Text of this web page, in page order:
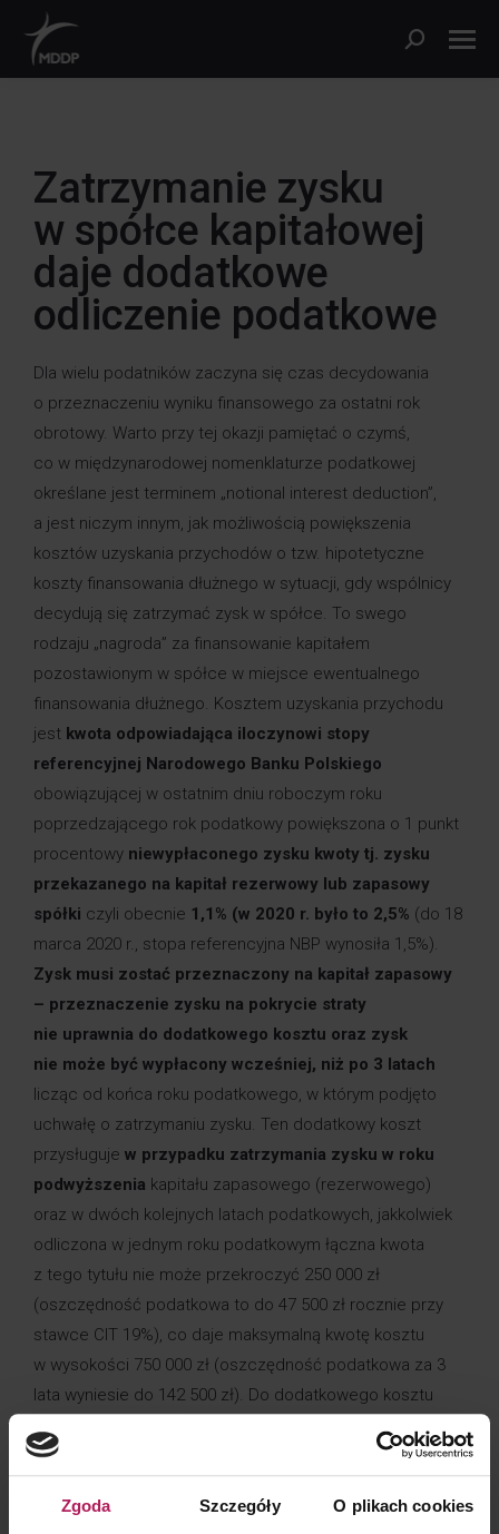
Zgoda Szczegóły O plikach cookies
Zatrzymanie zysku
w spółce kapitałowej
daje dodatkowe
odliczenie podatkowe
Dla wielu podatników zaczyna się czas decydowania
o przeznaczeniu wyniku finansowego za ostatni rok
obrotowy. Warto przy tej okazji pamiętać o czymś,
co w międzynarodowej nomenklaturze podatkowej
określane jest terminem „notional interest deduction”,
a jest niczym innym, jak możliwością powiększenia
kosztów uzyskania przychodów o tzw. hipotetyczne
koszty finansowania dłużnego w sytuacji, gdy wspólnicy
decydują się zatrzymać zysk w spółce. To swego
rodzaju „nagroda” za finansowanie kapitałem
pozostawionym w spółce w miejsce ewentualnego
finansowania dłużnego. Kosztem uzyskania przychodu
jest kwota odpowiadająca iloczynowi stopy
referencyjnej Narodowego Banku Polskiego
obowiązującej w ostatnim dniu roboczym roku
poprzedzającego rok podatkowy powiększona o 1 punkt
procentowy niewypłaconego zysku kwoty tj. zysku
przekazanego na kapitał rezerwowy lub zapasowy
spółki czyli obecnie 1,1% (w 2020 r. było to 2,5% (do 18
marca 2020 r., stopa referencyjna NBP wynosiła 1,5%).
Zysk musi zostać przeznaczony na kapitał zapasowy
– przeznaczenie zysku na pokrycie straty
nie uprawnia do dodatkowego kosztu oraz zysk
nie może być wypłacony wcześniej, niż po 3 latach
licząc od końca roku podatkowego, w którym podjęto
uchwałę o zatrzymaniu zysku. Ten dodatkowy koszt
przysługuje w przypadku zatrzymania zysku w roku
podwyższenia kapitału zapasowego (rezerwowego)
oraz w dwóch kolejnych latach podatkowych, jakkolwiek
odliczona w jednym roku podatkowym łączna kwota
z tego tytułu nie może przekroczyć 250 000 zł
(oszczędność podatkowa to do 47 500 zł rocznie przy
stawce CIT 19%), co daje maksymalną kwotę kosztu
w wysokości 750 000 zł (oszczędność podatkowa za 3
lata wyniesie do 142 500 zł). Do dodatkowego kosztu
obowiązują od 1 stycznia 2019 r. i mają zastosowanie
po 31 grudnia 2019 r., przy w uldze można uwzględnić